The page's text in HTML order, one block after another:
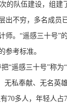
队伍建设，组建
出不穷，多名成员
师。“遥感三十号”
参考标准。
“遥感三十号”称为
无私奉献、无名英
70多人，年轻人占